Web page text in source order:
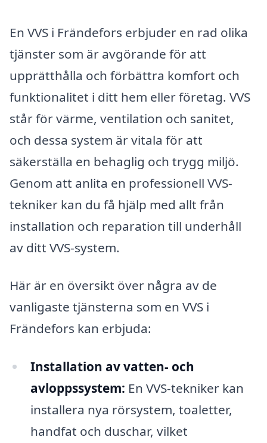
En VVS i Frändefors erbjuder en rad olika
tjänster som är avgörande för att
upprätthålla och förbättra komfort och
funktionalitet i ditt hem eller företag. VVS
står för värme, ventilation och sanitet,
och dessa system är vitala för att
säkerställa en behaglig och trygg miljö.
Genom att anlita en professionell VVS-
tekniker kan du få hjälp med allt från
installation och reparation till underhåll
av ditt VVS-system.
Här är en översikt över några av de
vanligaste tjänsterna som en VVS i
Frändefors kan erbjuda:
Installation av vatten- och
avloppssystem: En VVS-tekniker kan
installera nya rörsystem, toaletter,
handfat och duschar, vilket